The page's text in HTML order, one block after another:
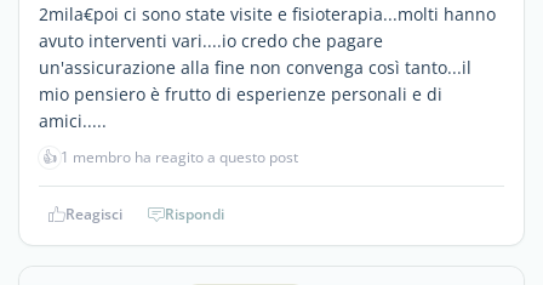
2mila€poi ci sono state visite e fisioterapia...molti hanno
avuto interventi vari....io credo che pagare
un'assicurazione alla fine non convenga così tanto...il
mio pensiero è frutto di esperienze personali e di
amici.....
👍 1 membro ha reagito a questo post
Reagisci Rispondi